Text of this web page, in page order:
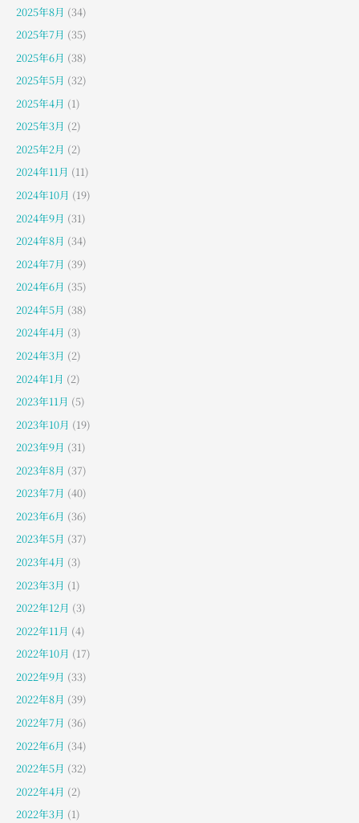
2025年8月 (34)
2025年7月 (35)
2025年6月 (38)
2025年5月 (32)
2025年4月 (1)
2025年3月 (2)
2025年2月 (2)
2024年11月 (11)
2024年10月 (19)
2024年9月 (31)
2024年8月 (34)
2024年7月 (39)
2024年6月 (35)
2024年5月 (38)
2024年4月 (3)
2024年3月 (2)
2024年1月 (2)
2023年11月 (5)
2023年10月 (19)
2023年9月 (31)
2023年8月 (37)
2023年7月 (40)
2023年6月 (36)
2023年5月 (37)
2023年4月 (3)
2023年3月 (1)
2022年12月 (3)
2022年11月 (4)
2022年10月 (17)
2022年9月 (33)
2022年8月 (39)
2022年7月 (36)
2022年6月 (34)
2022年5月 (32)
2022年4月 (2)
2022年3月 (1)